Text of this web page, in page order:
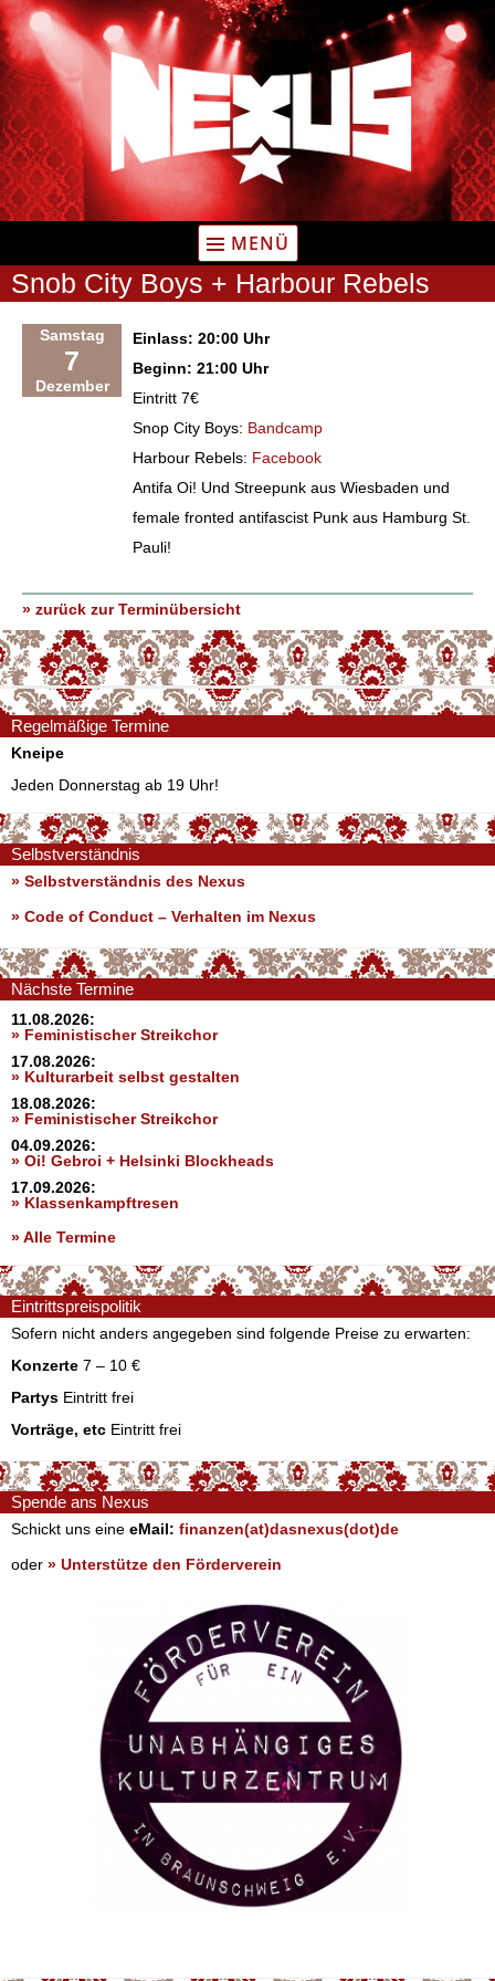
Zum
Inhalt
springen
MENÜ
Snob City Boys + Harbour Rebels
Samstag
7
Dezember
Einlass: 20:00 Uhr
Beginn: 21:00 Uhr
Eintritt 7€
Snop City Boys: Bandcamp
Harbour Rebels: Facebook
Antifa Oi! Und Streepunk aus Wiesbaden und
female fronted antifascist Punk aus Hamburg St.
Pauli!
» zurück zur Terminübersicht
Regelmäßige Termine
Kneipe
Jeden Donnerstag ab 19 Uhr!
Selbstverständnis
» Selbstverständnis des Nexus
» Code of Conduct – Verhalten im Nexus
Nächste Termine
11.08.2026:
» Feministischer Streikchor
17.08.2026:
» Kulturarbeit selbst gestalten
18.08.2026:
» Feministischer Streikchor
04.09.2026:
» Oi! Gebroi + Helsinki Blockheads
17.09.2026:
» Klassenkampftresen
» Alle Termine
Eintrittspreispolitik
Sofern nicht anders angegeben sind folgende Preise zu erwarten:
Konzerte 7 – 10 €
Partys Eintritt frei
Vorträge, etc Eintritt frei
Spende ans Nexus
Schickt uns eine eMail: finanzen(at)dasnexus(dot)de
oder » Unterstütze den Förderverein